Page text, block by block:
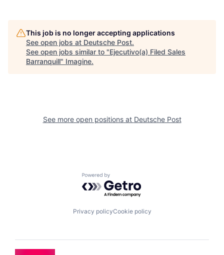
This job is no longer accepting applications
See open jobs at Deutsche Post.
See open jobs similar to "Ejecutivo(a) Filed Sales
Barranquill" Imagine.
See more open positions at Deutsche Post
Powered by Getro.com
Privacy policyCookie policy